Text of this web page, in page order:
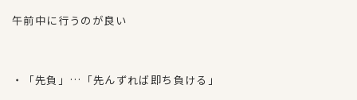
午前中に行うのが良い
・「先負」…「先んずれば即ち負ける」